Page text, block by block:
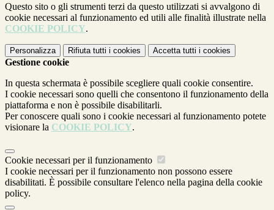
Questo sito o gli strumenti terzi da questo utilizzati si avvalgono di
cookie necessari al funzionamento ed utili alle finalità illustrate nella
COOKIE POLICY.
Personalizza Rifiuta tutti i cookies Accetta tutti i cookies
Gestione cookie
In questa schermata è possibile scegliere quali cookie consentire.
I cookie necessari sono quelli che consentono il funzionamento della
piattaforma e non è possibile disabilitarli.
Per conoscere quali sono i cookie necessari al funzionamento potete
visionare la COOKIE POLICY.
Cookie necessari per il funzionamento
I cookie necessari per il funzionamento non possono essere
disabilitati. È possibile consultare l'elenco nella pagina della cookie
policy.